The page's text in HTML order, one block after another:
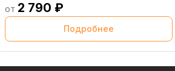
от 2 790 ₽
Подробнее